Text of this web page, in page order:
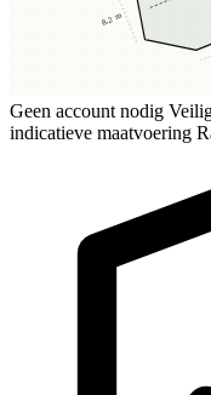
8,2 m
Geen account nodig
indicatieve maatvoering